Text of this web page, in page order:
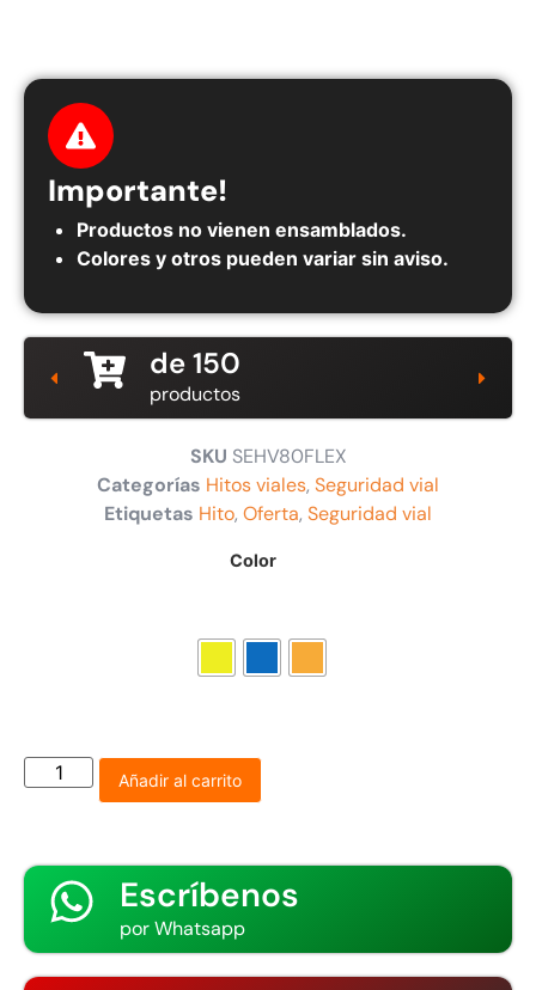
Importante!
Productos no vienen ensamblados.
Colores y otros pueden variar sin aviso.
de 150
productos
SKU SEHV80FLEX
Categorías Hitos viales, Seguridad vial
Etiquetas Hito, Oferta, Seguridad vial
Color
Añadir al carrito
Escríbenos
por Whatsapp